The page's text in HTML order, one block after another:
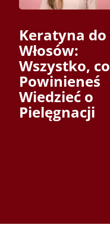
Keratyna do
Włosów:
Wszystko, co
Powinieneś
Wiedzieć o
Pielęgnacji